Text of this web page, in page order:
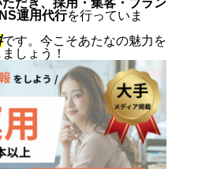
運用代行を行っていま
です。今こそあたなの魅力を
しょう！